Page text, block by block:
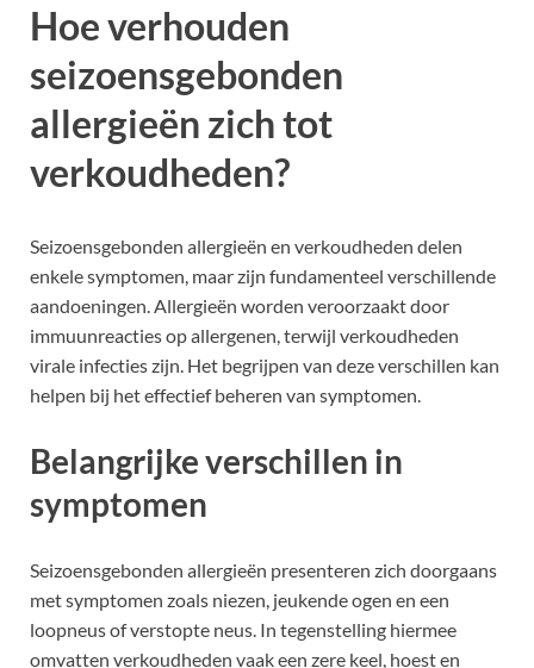
Hoe verhouden
seizoensgebonden
allergieën zich tot
verkoudheden?
Seizoensgebonden allergieën en verkoudheden delen
enkele symptomen, maar zijn fundamenteel verschillende
aandoeningen. Allergieën worden veroorzaakt door
immuunreacties op allergenen, terwijl verkoudheden
virale infecties zijn. Het begrijpen van deze verschillen kan
helpen bij het effectief beheren van symptomen.
Belangrijke verschillen in
symptomen
Seizoensgebonden allergieën presenteren zich doorgaans
met symptomen zoals niezen, jeukende ogen en een
loopneus of verstopte neus. In tegenstelling hiermee
omvatten verkoudheden vaak een zere keel, hoest en